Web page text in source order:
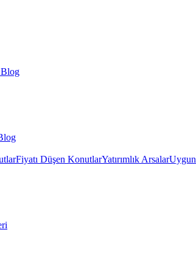
Fiyatı Düşen KonutlarYatırımlık Arsalar